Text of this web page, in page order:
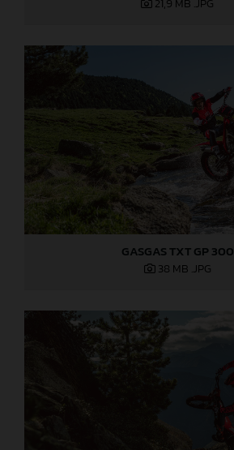
21,9 MB .JPG
GASGAS TXT GP 300
38 MB .JPG